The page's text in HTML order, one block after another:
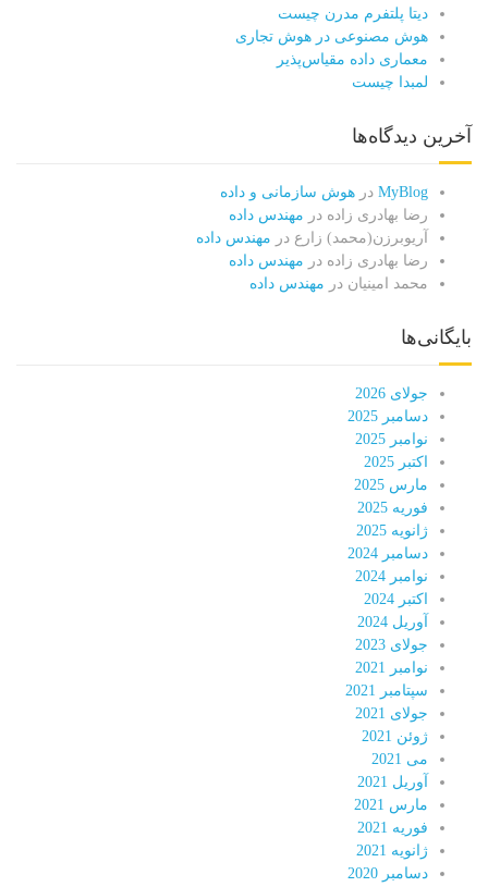
دیتا پلتفرم مدرن چیست
هوش مصنوعی در هوش تجاری
معماری داده مقیاس‌پذیر
لمبدا چیست
آخرین دیدگاه‌ها
MyBlog در هوش سازمانی و داده
رضا بهادری زاده در مهندس داده
آریوبرزن(محمد) زارع در مهندس داده
رضا بهادری زاده در مهندس داده
محمد امینیان در مهندس داده
بایگانی‌ها
جولای 2026
دسامبر 2025
نوامبر 2025
اکتبر 2025
مارس 2025
فوریه 2025
ژانویه 2025
دسامبر 2024
نوامبر 2024
اکتبر 2024
آوریل 2024
جولای 2023
نوامبر 2021
سپتامبر 2021
جولای 2021
ژوئن 2021
می 2021
آوریل 2021
مارس 2021
فوریه 2021
ژانویه 2021
دسامبر 2020